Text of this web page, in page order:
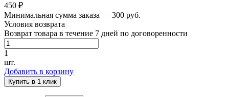
450 ₽
Минимальная сумма заказа — 300 руб.
Условия возврата
Возврат товара в течение 7 дней по договоренности
1
шт.
Добавить в корзину
Купить в 1 клик